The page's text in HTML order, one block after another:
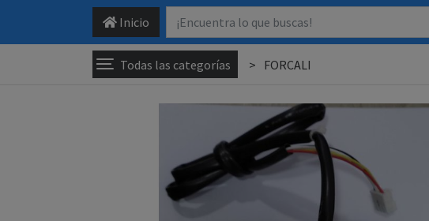
Inicio
Todas las categorías FORCALI